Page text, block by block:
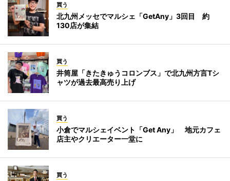
買う
北九州メッセでマルシェ「GetAny」3回目 約
130店が集結
買う
井筒屋「きたきゅうコロンブス」で北九州方言Tシ
ャツが過去最高売り上げ
買う
小倉でマルシェイベント「Get Any」 地元カフェ
店主やクリエーター一堂に
買う